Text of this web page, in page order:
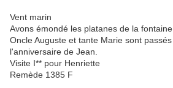
Vent marin
Avons émondé les platanes de la fontaine.
Oncle Auguste et tante Marie sont
l'anniversaire de Jean.
Visite I** pour Henriette
Remède 1385 F